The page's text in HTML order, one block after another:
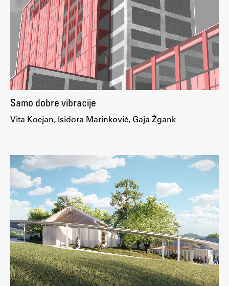
ŠIS (SI)
ŠIS (EN)
Aktualno
Obvestila
Novice
Program dela
Raziskovanje
Raziskovalni projekti
Dosežki
Inštituti
Svetlobni LAB
Samo dobre vibracije
Vita Kocjan, Isidora Marinković, Gaja Žgank